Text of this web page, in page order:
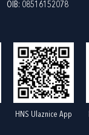
OIB: 08516152078
HNS Ulaznice App